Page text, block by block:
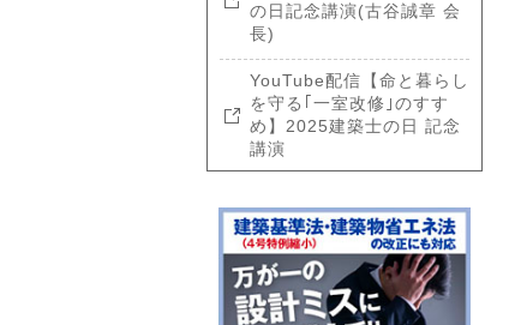
の日記念講演(古谷誠章 会
長)
YouTube配信【命と暮らし
を守る｢一室改修｣のすす
め】2025建築士の日 記念
講演